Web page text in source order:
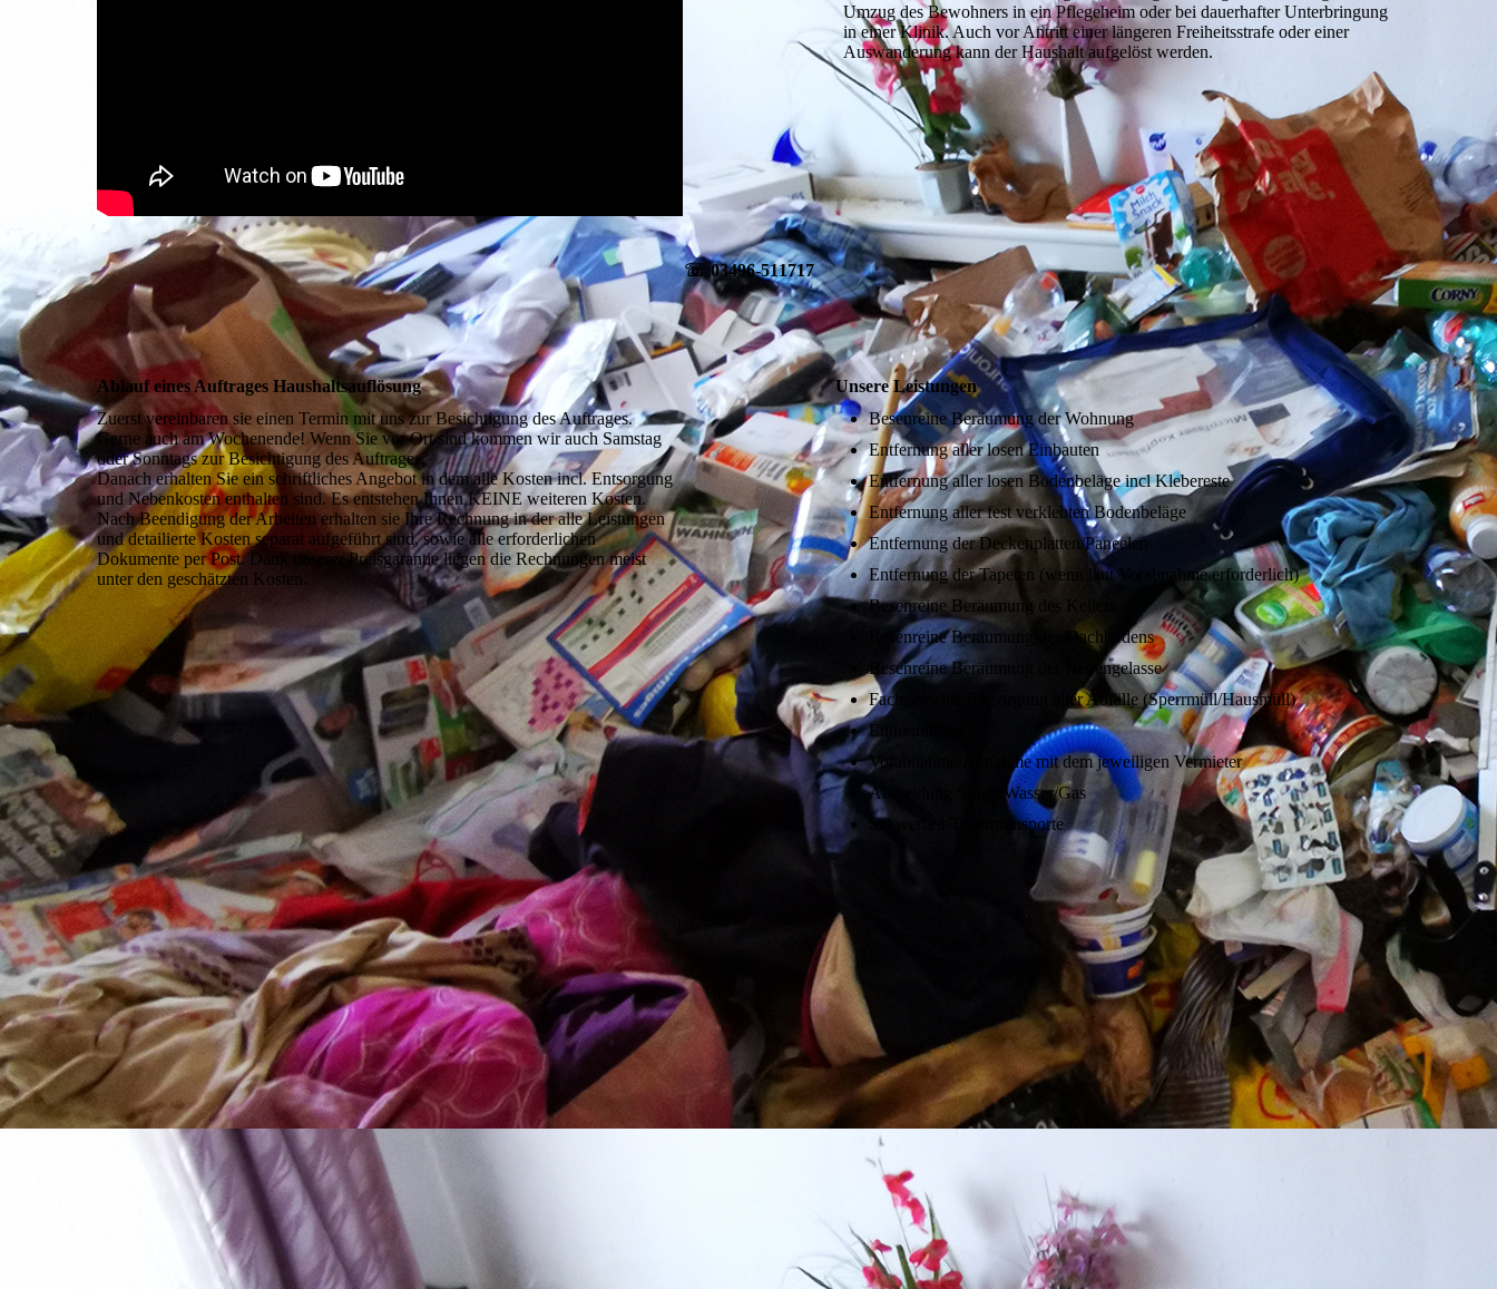
Umzug des Bewohners in ein Pflegeheim oder bei dauerhafter Unterbringung
in einer Klinik. Auch vor Antritt einer längeren Freiheitsstrafe oder einer
Auswanderung kann der Haushalt aufgelöst werden.
☏ 03496-511717
Ablauf eines Auftrages Haushalts­auflösung
Zuerst vereinbaren sie einen Termin mit uns zur Besichtigung des Auftrages.
Gerne auch am Wochenende! Wenn Sie vor Ort sind kommen wir auch Samstag
oder Sonntags zur Besichtigung des Auftrages.
Danach erhalten Sie ein schriftliches Angebot in dem alle Kosten incl. Entsorgung
und Nebenkosten enthalten sind. Es entstehen Ihnen KEINE weiteren Kosten.
Nach Beendigung der Arbeiten erhalten sie Ihre Rechnung in der alle Leistungen
und detailierte Kosten separat aufgeführt sind, sowie alle erforderlichen
Dokumente per Post. Dank unserer Preisgarantie liegen die Rechnungen meist
unter den geschätzten Kosten.
Tresorheber
Unsere Leistungen
Besenreine Beräumung der Wohnung
Entfernung aller losen Einbauten
Entfernung aller losen Bodenbeläge incl Klebereste
Entfernung aller fest verklebten Bodenbeläge
Entfernung der Deckenplatten/Paneelen
Entfernung der Tapeten (wenn laut Vorabnahme erforderlich)
Besenreine Beräumung des Kellers
Besenreine Beräumung des Dachbodens
Besenreine Beräumung der Nebengelasse
Fachgerechte Entsorgung aller Abfälle (Sperrmüll/Hausmüll)
Endreinigung
Vorabnahme/Abnahme mit dem jeweiligen Vermieter
Abmeldung Strom/Wasser/Gas
Schwerlast/Tresortransporte